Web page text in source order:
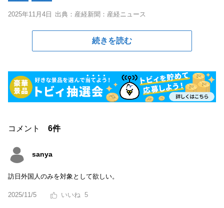
2025年11月4日 出典：産経新聞：産経ニュース
続きを読む
コメント 6件
sanya
訪日外国人のみを対象として欲しい。
2025/11/5 5